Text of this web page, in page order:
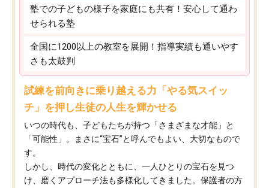
塾での子どもの様子を家庭にも共有！安心して通わ
せられる塾
全国に1200以上の教室を展開！指導実績も通いやす
さも太鼓判
試練を前向きに乗り越える力「やる気スイッ
チ」を押し生徒の人生を輝かせる
いつの時代も、子どもたちが持つ「さまざまな才能」と
「可能性」。まさに“宝石”と呼んでもよい、大切なもので
す。
しかし、時代の変化とともに、一人ひとりの宝石を見つ
け、磨くアプローチ法も多様化してきました。保護者の方